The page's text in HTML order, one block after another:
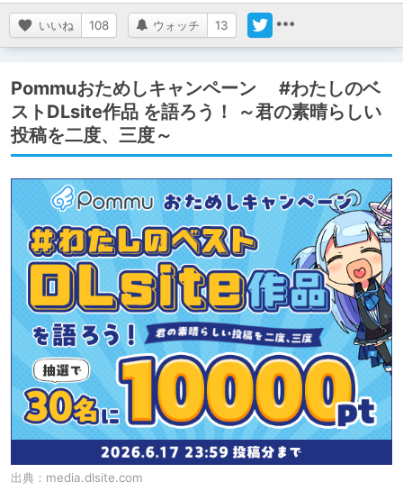
いいね 108 ウォッチ 13
Pommuおためしキャンペーン #わたしのベ
ストDLsite作品 を語ろう！ ～君の素晴らしい
投稿を二度、三度～
出典： media.dlsite.com